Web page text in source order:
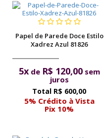
Papel
de
Parede
pela
Internet
Papel de Parede Doce Estilo
Xadrez Azul 81826
5xde R$ 120,00sem
juros
R$ 600,00
5% Crédito à Vista
Pix 10%